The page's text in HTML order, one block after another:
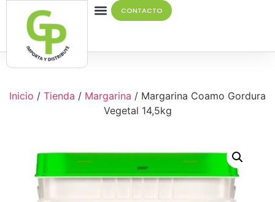
CONTACTO
Inicio / Tienda / Margarina / Margarina Coamo Gordura
Vegetal 14,5kg